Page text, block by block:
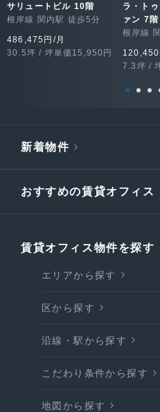
サリュートビル 10階
根岸線 関内駅 徒歩5分
486,475円/月
30.5坪 / 坪単価15,950円
ラ・ト
ァン 7階
根岸線
120,450
7.3坪 /
新着物件
おすすめの賃貸オフィス
賃貸オフィス物件を探す
エリアから探す
区から探す
沿線・駅から探す
こだわり条件から探す
地図から探す